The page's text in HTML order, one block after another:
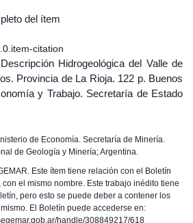
del ítem
citation
Hidrogeológica del Valle de
Provincia de La Rioja. 122 p. Buenos
y Trabajo. Secretaría de Estado
de Economía. Secretaría de Minería.
de Geología y Minería; Argentina.
Este ítem tiene relación con el Boletín
el mismo nombre. Este trabajo inédito tiene
pero esto se puede deber a contener los
El Boletín puede accederse en:
handle/308849217/618